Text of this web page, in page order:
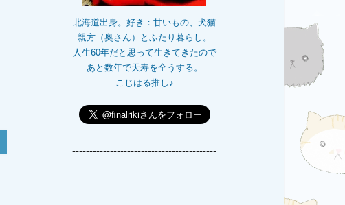
北海道出身。好き：甘いもの、犬猫
親方（奥さん）とふたり暮らし。
人生60年だと思って生きてきたので
あと数年で天寿を全うする。
こじはる推し♪
------------------------------------------